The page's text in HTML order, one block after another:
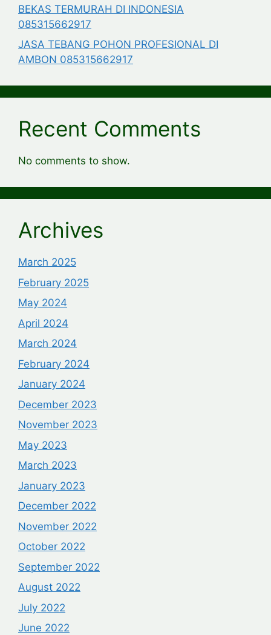
BEKAS TERMURAH DI INDONESIA
085315662917
JASA TEBANG POHON PROFESIONAL DI
AMBON 085315662917
Recent Comments
No comments to show.
Archives
March 2025
February 2025
May 2024
April 2024
March 2024
February 2024
January 2024
December 2023
November 2023
May 2023
March 2023
January 2023
December 2022
November 2022
October 2022
September 2022
August 2022
July 2022
June 2022